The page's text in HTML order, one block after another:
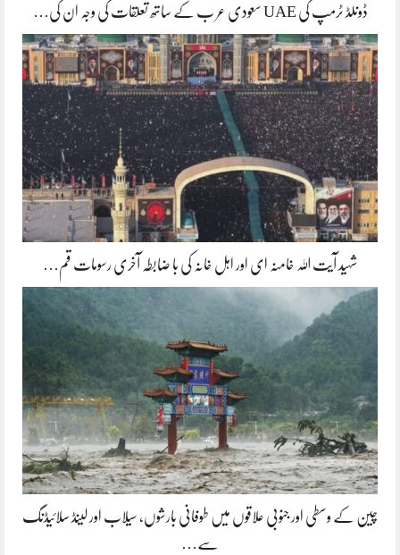
ڈونلڈ ٹرمپ کی UAE سعودی عر ب کے ساتھ تعلقات کی وجہ ان کی…
شہید آیت اللہ خامنہ ای اور اہل خانہ کی با ضابطہ آخری رسومات قم…
چین کے وسطی اور جنوبی علاقوں میں طوفانی بارشوں، سیلاب اور لینڈ سلائیڈنگ
سے…